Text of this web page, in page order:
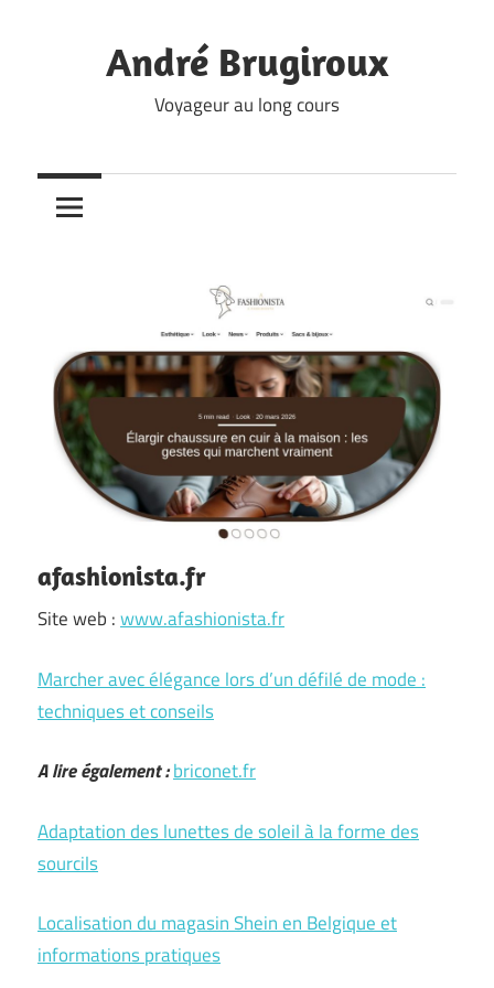
André Brugiroux
Voyageur au long cours
afashionista.fr
Site web :www.afashionista.fr
Marcher avec élégance lors d’un défilé de mode :
techniques et conseils
A lire également :briconet.fr
Adaptation des lunettes de soleil à la forme des
sourcils
Localisation du magasin Shein en Belgique et
informations pratiques